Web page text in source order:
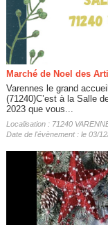
Marché de Noel des
Varennes le grand
(71240)C’est à la Salle
2023 que vous...
Localisation : 71240
Date de l'évènement : le 03/